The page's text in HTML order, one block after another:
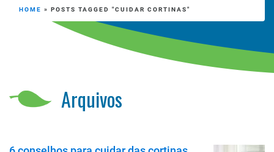
Arquivos
HOME » POSTS TAGGED "CUIDAR CORTINAS"